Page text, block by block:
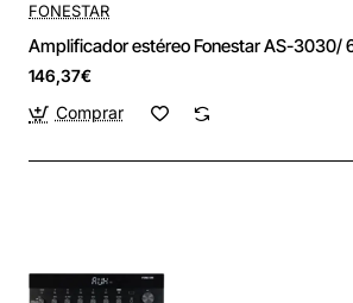
FONESTAR
Amplificador estéreo Fonestar AS-3030/
146,37€
Comprar